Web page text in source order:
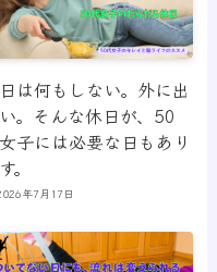
は何もしない。外に出
。そんな休日が、50
子には必要な日もあり
。
年7月17日